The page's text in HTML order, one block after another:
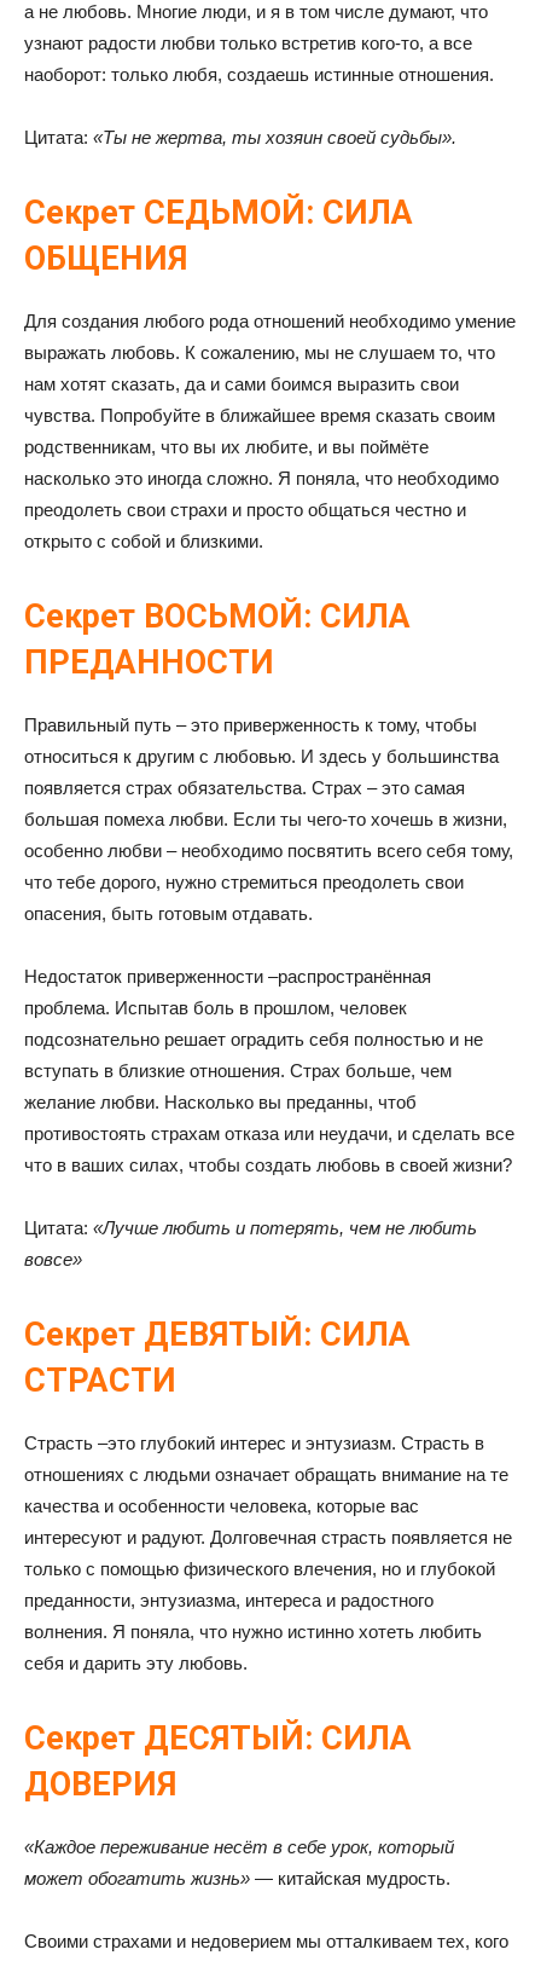
а не любовь. Многие люди, и я в том числе думают, что
узнают радости любви только встретив кого-то, а все
наоборот: только любя, создаешь истинные отношения.
Цитата: «Ты не жертва, ты хозяин своей судьбы».
Секрет СЕДЬМОЙ: СИЛА
ОБЩЕНИЯ
Для создания любого рода отношений необходимо умение
выражать любовь. К сожалению, мы не слушаем то, что
нам хотят сказать, да и сами боимся выразить свои
чувства. Попробуйте в ближайшее время сказать своим
родственникам, что вы их любите, и вы поймёте
насколько это иногда сложно. Я поняла, что необходимо
преодолеть свои страхи и просто общаться честно и
открыто с собой и близкими.
Секрет ВОСЬМОЙ: СИЛА
ПРЕДАННОСТИ
Правильный путь – это приверженность к тому, чтобы
относиться к другим с любовью. И здесь у большинства
появляется страх обязательства. Страх – это самая
большая помеха любви. Если ты чего-то хочешь в жизни,
особенно любви – необходимо посвятить всего себя тому,
что тебе дорого, нужно стремиться преодолеть свои
опасения, быть готовым отдавать.
Недостаток приверженности –распространённая
проблема. Испытав боль в прошлом, человек
подсознательно решает оградить себя полностью и не
вступать в близкие отношения. Страх больше, чем
желание любви. Насколько вы преданны, чтоб
противостоять страхам отказа или неудачи, и сделать все
что в ваших силах, чтобы создать любовь в своей жизни?
Цитата: «Лучше любить и потерять, чем не любить
вовсе»
Секрет ДЕВЯТЫЙ: СИЛА
СТРАСТИ
Страсть –это глубокий интерес и энтузиазм. Страсть в
отношениях с людьми означает обращать внимание на те
качества и особенности человека, которые вас
интересуют и радуют. Долговечная страсть появляется не
только с помощью физического влечения, но и глубокой
преданности, энтузиазма, интереса и радостного
волнения. Я поняла, что нужно истинно хотеть любить
себя и дарить эту любовь.
Секрет ДЕСЯТЫЙ: СИЛА
ДОВЕРИЯ
«Каждое переживание несёт в себе урок, который
может обогатить жизнь» — китайская мудрость.
Своими страхами и недоверием мы отталкиваем тех, кого